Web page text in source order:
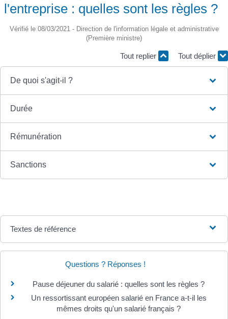
l'entreprise : quelles sont les règles ?
Vérifié le 08/03/2021 - Direction de l'information légale et administrative
(Première ministre)
Tout replier Tout déplier
De quoi s'agit-il ?
Durée
Rémunération
Sanctions
Textes de référence
Questions ? Réponses !
Pause déjeuner du salarié : quelles sont les règles ?
Un ressortissant européen salarié en France a-t-il les
mêmes droits qu'un salarié français ?